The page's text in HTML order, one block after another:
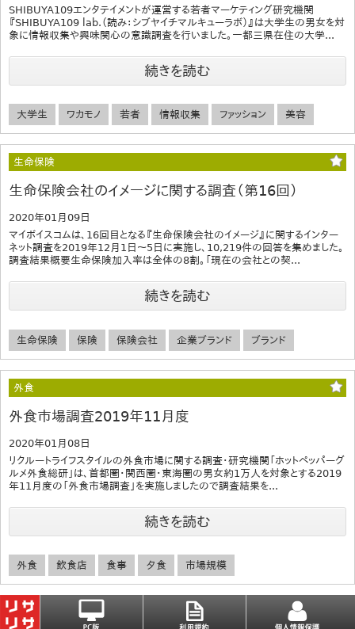
SHIBUYA109エンタテイメントが運営する若者マーケティング研究機関
『SHIBUYA109 lab.（読み：シブヤイチマルキューラボ）』は大学生の男女を対
象に情報収集や興味関心の意識調査を行いました。一都三県在住の大学...
続きを読む
大学生 ワカモノ 若者 情報収集 ファッション 美容
生命保険
生命保険会社のイメージに関する調査（第16回）
2020年01月09日
マイボイスコムは、16回目となる『生命保険会社のイメージ』に関するインター
ネット調査を2019年12月1日～5日に実施し、10,219件の回答を集めました。
調査結果概要生命保険加入率は全体の8割。「現在の会社との契...
続きを読む
生命保険 保険 保険会社 企業ブランド ブランド
外食
外食市場調査2019年11月度
2020年01月08日
リクルートライフスタイルの外食市場に関する調査・研究機関「ホットペッパーグ
ルメ外食総研」は、首都圏・関西圏・東海圏の男女約1万人を対象とする2019
年11月度の「外食市場調査」を実施しましたので調査結果を...
続きを読む
外食 飲食店 食事 夕食 市場規模